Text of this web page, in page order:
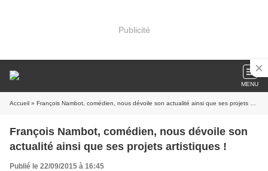
Publicité
MENU
Accueil » François Nambot, comédien, nous dévoile son actualité ainsi que ses projets artistiques !
François Nambot, comédien, nous dévoile son
actualité ainsi que ses projets artistiques !
Publié le 22/09/2015 à 16:45